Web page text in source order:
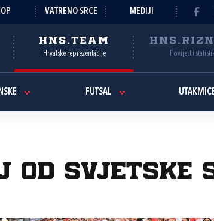
VATRENO SRCE MEDIJI
HNS.TEAM
Hrvatske reprezentacije Povijest i
FUTSAL
od svjetske